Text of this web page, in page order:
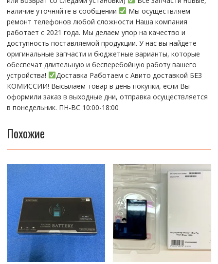
наличие уточняйте в сообщении
Мы осуществляем
ремонт телефонов любой сложности Наша компания
работает с 2021 года. Мы делаем упор на качество и
доступность поставляемой продукции. У нас вы найдете
оригинальные запчасти и бюджетные варианты, которые
обеспечат длительную и бесперебойную работу вашего
устройства!
Доставка Работаем с Авито доставкой БЕЗ
КОМИССИИ! Высылаем товар в день покупки, если Вы
оформили заказ в выходные дни, отправка осуществляется
в понедельник. ПН-ВС 10:00-18:00
Похожие